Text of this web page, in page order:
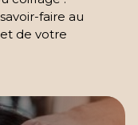
faire au
de votre